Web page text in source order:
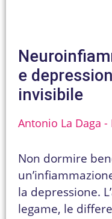
e
invisibile
Antonio La Daga
Non dormire
la depressione.
legame, le